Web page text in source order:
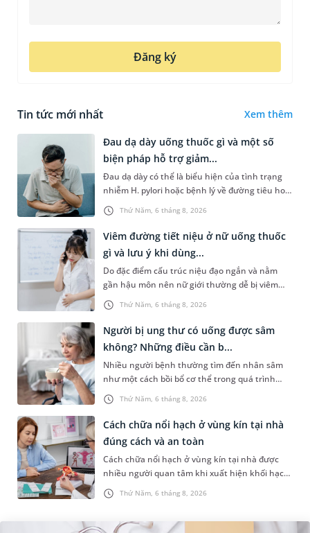
Đăng ký
Tin tức mới nhất Xem thêm
Thứ Năm, 6 tháng 8, 2026
Đau dạ dày uống thuốc gì và một số
biện pháp hỗ trợ giảm...
Đau dạ dày có thể là biểu hiện của tình trạng
nhiễm H. pylori hoặc bệnh lý về đường tiêu hoá
khác. Dựa theo nguyên nhân cụ thể, bác sĩ sẽ
cân nhắc chỉ định p...
Thứ Năm, 6 tháng 8, 2026
Viêm đường tiết niệu ở nữ uống thuốc
gì và lưu ý khi dùng...
Do đặc điểm cấu trúc niệu đạo ngắn và nằm
gần hậu môn nên nữ giới thường dễ bị viêm
đường tiết niệu hơn nam giới. Tùy theo nguyên
nhân, mức độ nhiễm trùng và...
Thứ Năm, 6 tháng 8, 2026
Người bị ung thư có uống được sâm
không? Những điều cần b...
Nhiều người bệnh thường tìm đến nhân sâm
như một cách bồi bổ cơ thể trong quá trình
điều trị ung thư. Tuy nhiên, câu hỏi người bị
ung thư có uống được sâm kh...
Thứ Năm, 6 tháng 8, 2026
Cách chữa nổi hạch ở vùng kín tại nhà
đúng cách và an toàn
Cách chữa nổi hạch ở vùng kín tại nhà được
nhiều người quan tâm khi xuất hiện khối hạch
nhỏ ở vùng bẹn hoặc cơ quan sinh dục. Nếu
hạch mới xuất hiện, kích th...